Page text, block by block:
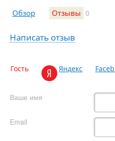
Обзор Отзывы 0
Написать отзыв
Гость Яндекс
Ваше имя
Email